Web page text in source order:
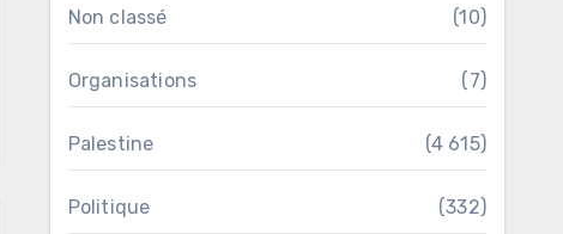
Non classé (10)
Organisations (7)
Palestine (4 615)
Politique (332)